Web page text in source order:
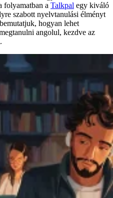
folyamatban a Talkpal egy kiváló
szabott nyelvtanulási élményt
hogyan lehet
angolul, kezdve az